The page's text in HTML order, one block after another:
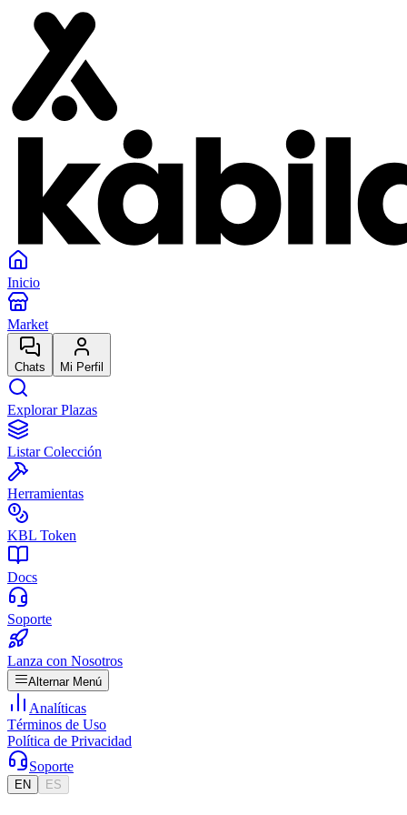
Inicio
Market
Chats Mi Perfil
Explorar Plazas
Listar Colección
Herramientas
KBL Token
Docs
Soporte
Lanza con Nosotros
Alternar Menú
Analíticas
Términos de Uso
Política de Privacidad
Soporte
EN ES